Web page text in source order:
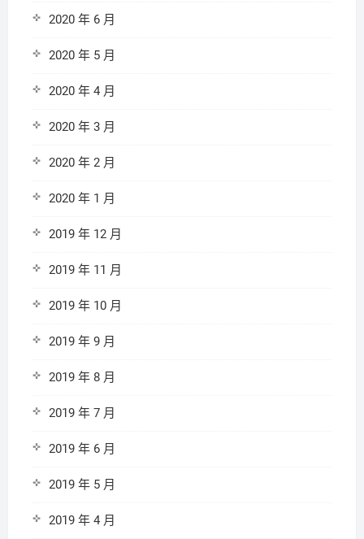
2020 年 6 月
2020 年 5 月
2020 年 4 月
2020 年 3 月
2020 年 2 月
2020 年 1 月
2019 年 12 月
2019 年 11 月
2019 年 10 月
2019 年 9 月
2019 年 8 月
2019 年 7 月
2019 年 6 月
2019 年 5 月
2019 年 4 月